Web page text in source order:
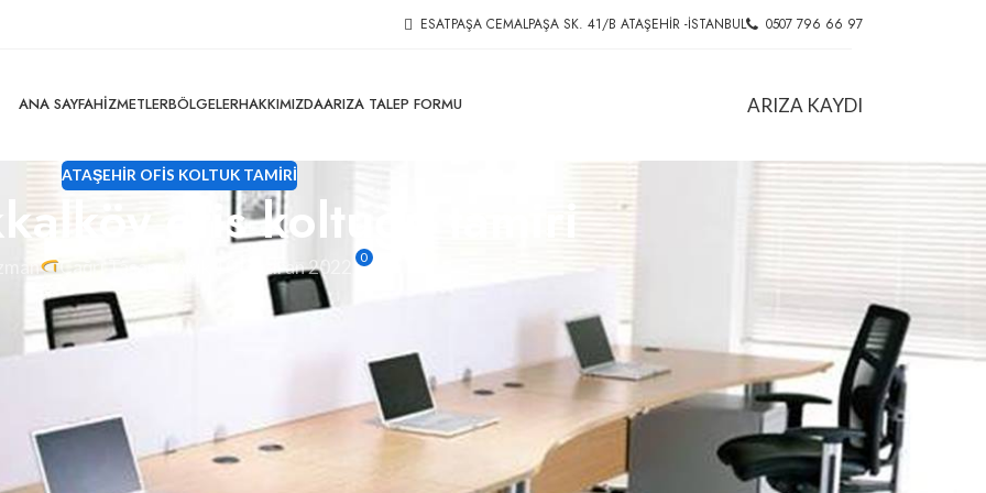
ESATPAŞA CEMALPAŞA SK. 41/B ATAŞEHIR -İSTANBUL 0507 796 66 97
ANA SAYFAHIZMETLERBÖLGELERHAKKIMIZDAARIZA TALEP FORMU ARIZA KAYDI
ATAŞEHIR OFIS KOLTUK TAMIRI
ofis koltuğu tamiri
Çağrı Tasarım Açık 10 Haziran 2022 0
döşeme, ofis koltuk kaplama ve koltuk amortisörü
ve koltuk kumaş değişimlerini yapıyoruz. Tüm kurumsal
bakım, yedek parça değişimlerinde ücretsiz nakliye
Ofis Koltuk Tamiri
Konferans Koltuğu Tamiri
Döner Sandalye Tamiri